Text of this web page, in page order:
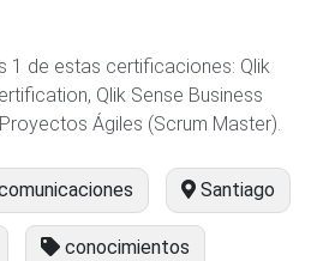
1 de estas certificaciones: Qlik
Qlik Sense Business
Ágiles (Scrum Master).
Santiago
conocimientos